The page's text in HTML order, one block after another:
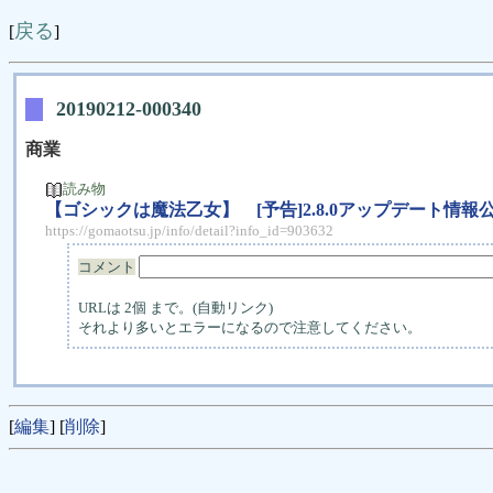
[戻る]
20190212-000340
商業
読み物
【ゴシックは魔法乙女】 [予告]2.8.0アップデート情報
https://gomaotsu.jp/info/detail?info_id=903632
コメント
URLは 2個 まで。(自動リンク)
それより多いとエラーになるので注意してください。
[編集] [削除]